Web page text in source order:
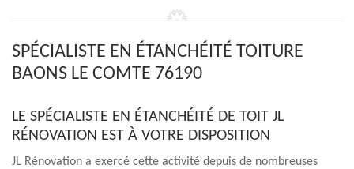
SPÉCIALISTE EN ÉTANCHÉITÉ TOITURE
BAONS LE COMTE 76190
LE SPÉCIALISTE EN ÉTANCHÉITÉ DE TOIT JL
RÉNOVATION EST À VOTRE DISPOSITION
JL Rénovation a exercé cette activité depuis de nombreuses